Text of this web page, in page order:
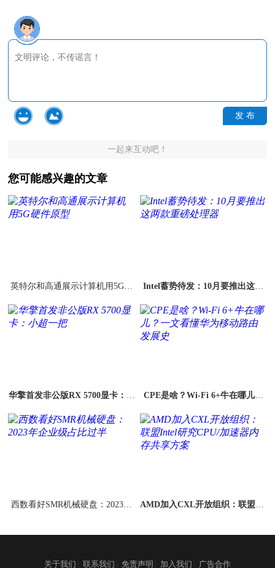
发 布
一起来互动吧！
您可能感兴趣的文章
英特尔和高通展示计算机用5G硬
Intel蓄势待发：10月要推出这两
华擎首发非公版RX 5700显卡：小
CPE是啥？Wi-Fi 6+牛在哪儿？
西数看好SMR机械硬盘：2023年
AMD加入CXL开放组织：联盟Int
关于我们 联系我们 免责声明 加入我们 广告合作